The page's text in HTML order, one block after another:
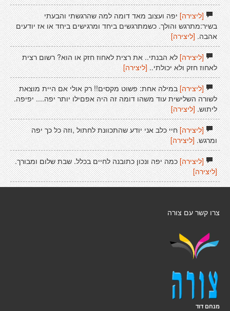
[ליצירה]יפה ועצוב מאד דומה למה שהרגשתי והבעתי
בשיר:מתרגש והולך. כשמתרגשים ביחד ומרגישים ביחד או אז יודעים
אהבה. [ליצירה]
[ליצירה]לא הבנתי.. את רצית לאחוז חזק או הוא? רשום רצית
לאחוז חזק ולא יכולתי..[ליצירה]
[ליצירה]במילה אחת: פשוט מקסים!! רק אולי אם היית מוצאת
לשורה השלישית עוד משהו דומה זה היה אפםילו יותר יפה.... יפיפה.
ליתוש. [ליצירה]
[ליצירה]חיי כלב אני יודע שהתכוונת לחתול ,וזה כל כך יפה
ומרגש. [ליצירה]
[ליצירה]כמה יפה ונכון כתובנה לחיים בכלל. שבת שלום ומבורך.
[ליצירה]
צרו קשר עם צורה
מנחם דוד